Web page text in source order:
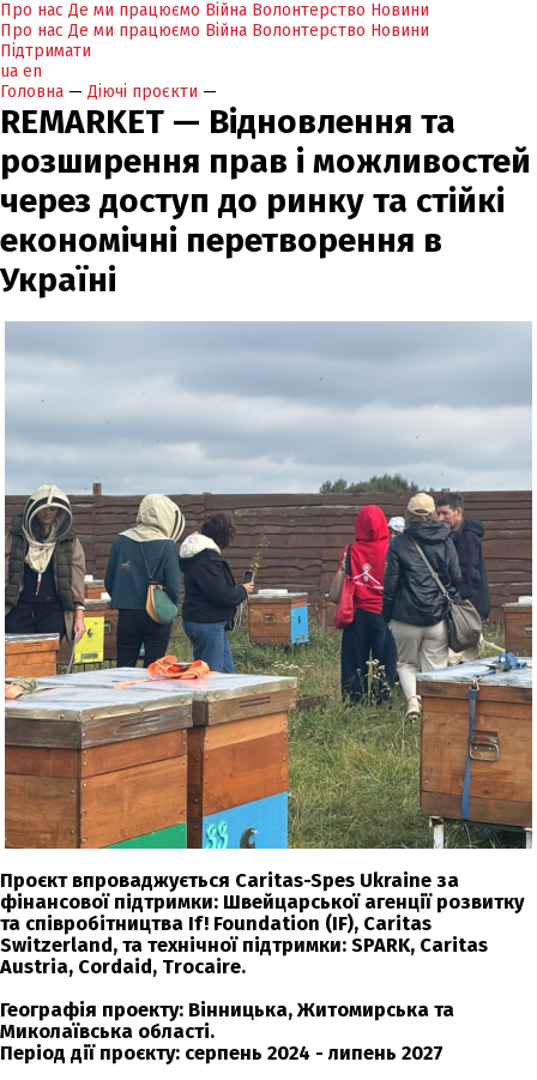
Про нас Де ми працюємо Війна Волонтерство Новини
Про нас Де ми працюємо Війна Волонтерство Новини
Підтримати
ua en
Головна — Діючі проєкти —
REMARKET — Відновлення та
розширення прав і можливостей
через доступ до ринку та стійкі
економічні перетворення в
Україні
Проєкт впроваджується Caritas-Spes Ukraine за
фінансової підтримки: Швейцарської агенції розвитку
та співробітництва If! Foundation (IF), Caritas
Switzerland, та технічної підтримки: SPARK, Caritas
Austria, Cordaid, Trocaire.
Географія проекту: Вінницька, Житомирська та
Миколаївська області.
Період дії проєкту: серпень 2024 - липень 2027